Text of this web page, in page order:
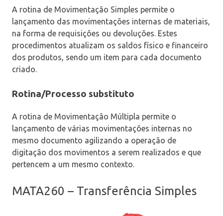
A rotina de Movimentação Simples permite o
lançamento das movimentações internas de materiais,
na forma de requisições ou devoluções. Estes
procedimentos atualizam os saldos físico e financeiro
dos produtos, sendo um item para cada documento
criado.
Rotina/Processo substituto
A rotina de Movimentação Múltipla permite o
lançamento de várias movimentações internas no
mesmo documento agilizando a operação de
digitação dos movimentos a serem realizados e que
pertencem a um mesmo contexto.
MATA260 – Transferência Simples